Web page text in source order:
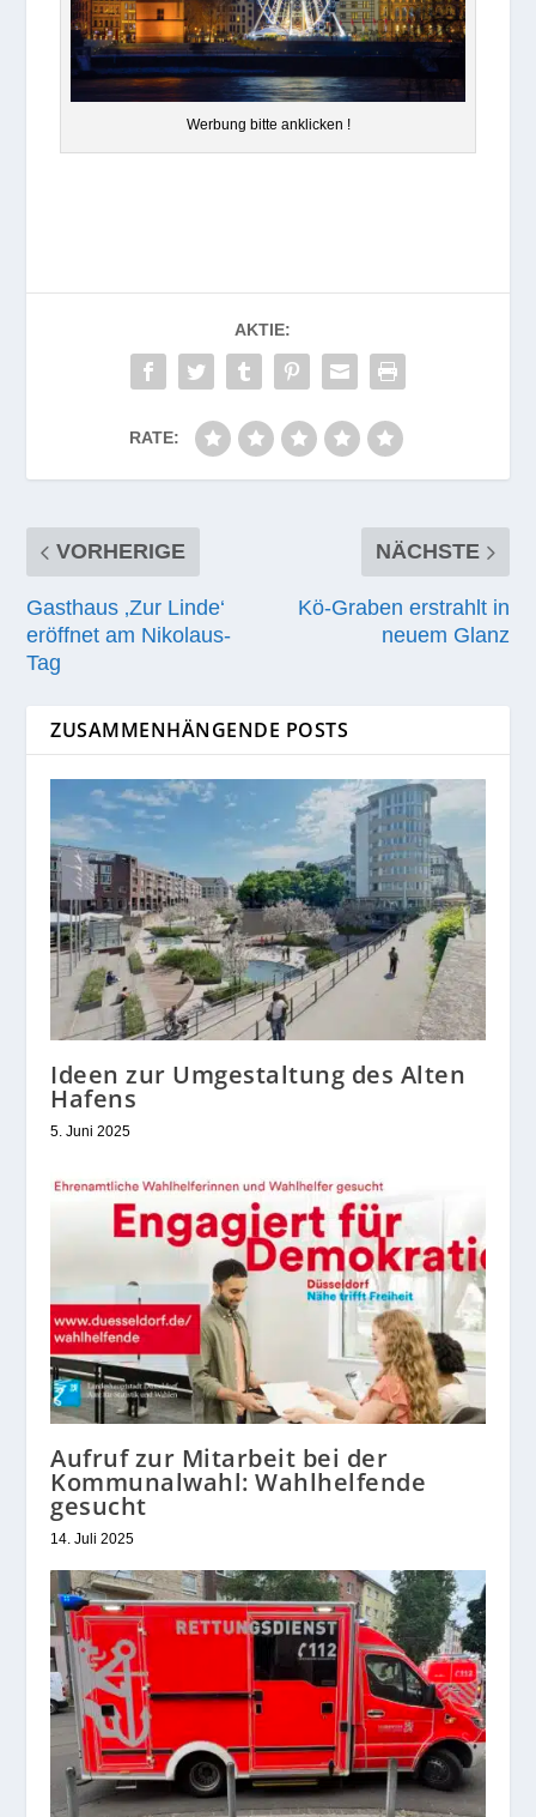
Wer­bung bitte anklicken !
AKTIE:
RATE:
VORHERIGE
Gasthaus ‚Zur Linde‘
eröffnet am Nikolaus-
Tag
NÄCHSTE
Kö-Graben erstrahlt in
neuem Glanz
ZUSAMMENHÄNGENDE POSTS
Ideen zur Umgestaltung des Alten
Hafens
5. Juni 2025
Aufruf zur Mitarbeit bei der
Kommunalwahl: Wahlhelfende
gesucht
14. Juli 2025